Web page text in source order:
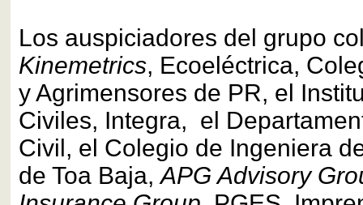
Los auspiciadores del grupo
Kinemetrics, Ecoeléctrica,
y Agrimensores de PR, el
Civiles, Integra, el
Civil, el Colegio de Ingeniera
de Toa Baja,APG Advisory